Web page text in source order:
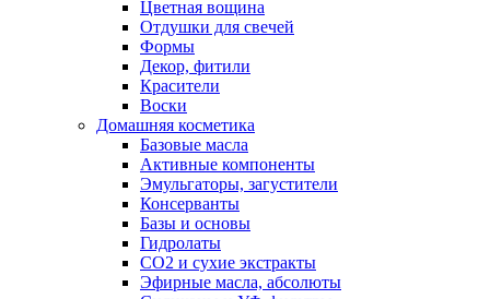
Цветная вощина
Отдушки для свечей
Формы
Декор, фитили
Красители
Воски
Домашняя косметика
Базовые масла
Активные компоненты
Эмульгаторы, загустители
Консерванты
Базы и основы
Гидролаты
СО2 и сухие экстракты
Эфирные масла, абсолюты